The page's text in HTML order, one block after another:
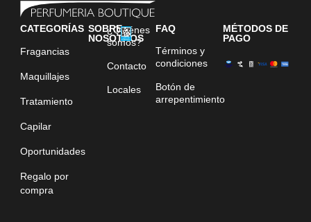
CATEGORÍAS
Fragancias
Maquillajes
Tratamiento
Capilar
Oportunidades
Regalo por
compra
SOBRE
NOSOTROS
¿Quiénes
somos?
Contacto
Locales
FAQ
Términos y
condiciones
Botón de
arrepentimiento
MÉTODOS DE
PAGO